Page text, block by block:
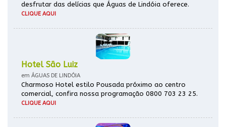
desfrutar das delícias que Águas de Lindóia oferece.
CLIQUE AQUI
Hotel São Luiz
em ÁGUAS DE LINDÓIA
Charmoso Hotel estilo Pousada próximo ao centro
comercial, confira nossa programação 0800 703 23 25.
CLIQUE AQUI